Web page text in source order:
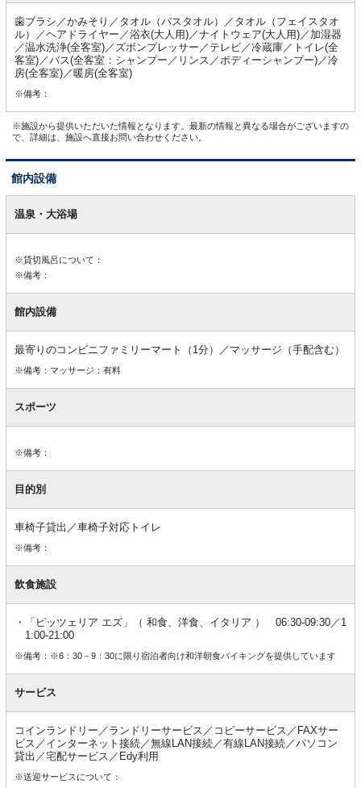
歯ブラシ／かみそり／タオル（バスタオル）／タオル（フェイスタオ
ル）／ヘアドライヤー／浴衣(大人用)／ナイトウェア(大人用)／加湿器
／温水洗浄(全客室)／ズボンプレッサー／テレビ／冷蔵庫／トイレ(全
客室)／バス(全客室：シャンプー／リンス／ボディーシャンプー)／冷
房(全客室)／暖房(全客室)
※備考：
※施設から提供いただいた情報となります。最新の情報と異なる場合がございますの
で、詳細は、施設へ直接お問い合わせください。
館内設備
内温泉・大浴場
※貸切風呂について：
※備考：
館内設備
最寄りのコンビニファミリーマート（1分）／マッサージ（手配含む）
※備考：マッサージ：有料
スポーツ
※備考：
目的別
車椅子貸出／車椅子対応トイレ
※備考：
飲食施設
「ピッツェリア エズ」（ 和食、洋食、イタリア ） 06:30-09:30／1
1:00-21:00
※備考：※6：30－9：30に限り宿泊者向け和洋朝食バイキングを提供しています
サービス
コインランドリー／ランドリーサービス／コピーサービス／FAXサー
ビス／インターネット接続／無線LAN接続／有線LAN接続／パソコン
貸出／宅配サービス／Edy利用
※送迎サービスについて：